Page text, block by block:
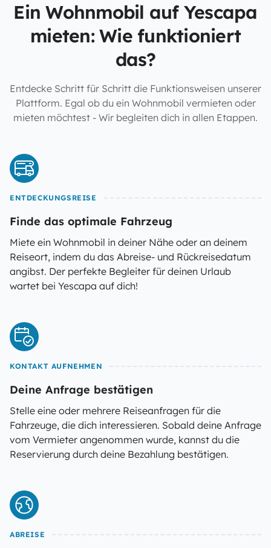
Ein Wohnmobil auf Yescapa
mieten: Wie funktioniert
das?
Entdecke Schritt für Schritt die Funktionsweisen unserer
Plattform. Egal ob du ein Wohnmobil vermieten oder
mieten möchtest - Wir begleiten dich in allen Etappen.
ENTDECKUNGSREISE
Finde das optimale Fahrzeug
Miete ein Wohnmobil in deiner Nähe oder an deinem
Reiseort, indem du das Abreise- und Rückreisedatum
angibst. Der perfekte Begleiter für deinen Urlaub
wartet bei Yescapa auf dich!
KONTAKT AUFNEHMEN
Deine Anfrage bestätigen
Stelle eine oder mehrere Reiseanfragen für die
Fahrzeuge, die dich interessieren. Sobald deine Anfrage
vom Vermieter angenommen wurde, kannst du die
Reservierung durch deine Bezahlung bestätigen.
ABREISE